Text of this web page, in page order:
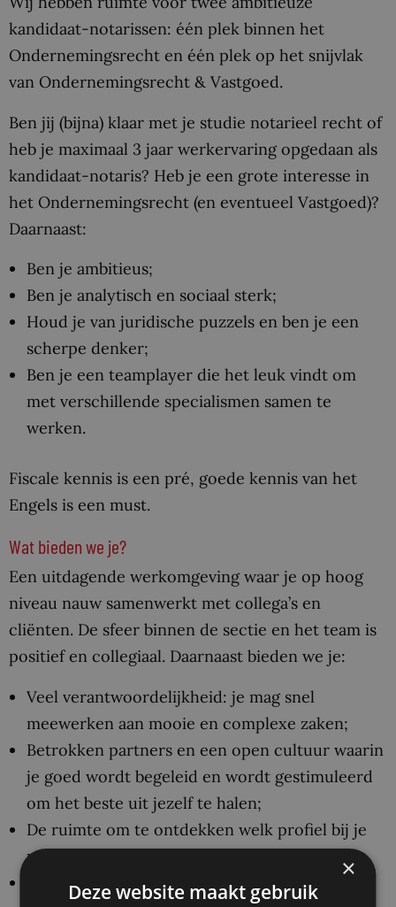
kandidaat-notarissen: één plek binnen het
Ondernemingsrecht en één plek op het snijvlak
van Ondernemingsrecht & Vastgoed.
Ben jij (bijna) klaar met je studie notarieel recht of
heb je maximaal 3 jaar werkervaring opgedaan als
kandidaat-notaris? Heb je een grote interesse in
het Ondernemingsrecht (en eventueel Vastgoed)?
Daarnaast:
Ben je ambitieus;
Ben je analytisch en sociaal sterk;
Houd je van juridische puzzels en ben je een
scherpe denker;
Ben je een teamplayer die het leuk vindt om
met verschillende specialismen samen te
werken.
Fiscale kennis is een pré, goede kennis van het
Engels is een must.
Wat bieden we je?
Een uitdagende werkomgeving waar je op hoog
niveau nauw samenwerkt met collega’s en
cliënten. De sfeer binnen de sectie en het team is
positief en collegiaal. Daarnaast bieden we je:
Veel verantwoordelijkheid: je mag snel
meewerken aan mooie en complexe zaken;
Betrokken partners en een open cultuur waarin
je goed wordt begeleid en wordt gestimuleerd
om het beste uit jezelf te halen;
De ruimte om te ontdekken welk profiel bij je
past en zelf richting te geven aan je carrière;
Veel trainings- en opleidingsmogelijkheden;
×
Deze website maakt gebruik